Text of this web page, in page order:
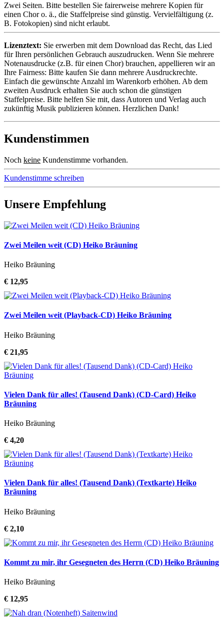
Zwei Seiten. Bitte bestellen Sie fairerweise mehrere Kopien für
einen Chor o. ä., die Staffelpreise sind günstig. Vervielfältigung (z.
B. Fotokopien) sind nicht erlaubt.
Lizenztext: Sie erwerben mit dem Download das Recht, das Lied
für Ihren persönlichen Gebrauch auszudrucken. Wenn Sie mehrere
Notenausdrucke (z.B. für einen Chor) brauchen, appellieren wir an
Ihre Fairness: Bitte kaufen Sie dann mehrere Ausdruckrechte.
Einfach die gewünschte Anzahl im Warenkorb erhöhen. Ab dem
zweiten Ausdruck erhalten Sie auch schon die günstigen
Staffelpreise. Bitte helfen Sie mit, dass Autoren und Verlag auch
zukünftig Musik publizieren können. Herzlichen Dank!
Kundenstimmen
Noch keine Kundenstimme vorhanden.
Kundenstimme schreiben
Unsere Empfehlung
Zwei Meilen weit (CD) Heiko Bräuning
Heiko Bräuning
€ 12,95
Zwei Meilen weit (Playback-CD) Heiko Bräuning
Heiko Bräuning
€ 21,95
Vielen Dank für alles! (Tausend Dank) (CD-Card) Heiko
Bräuning
Heiko Bräuning
€ 4,20
Vielen Dank für alles! (Tausend Dank) (Textkarte) Heiko
Bräuning
Heiko Bräuning
€ 2,10
Kommt zu mir, ihr Gesegneten des Herrn (CD) Heiko Bräuning
Heiko Bräuning
€ 12,95